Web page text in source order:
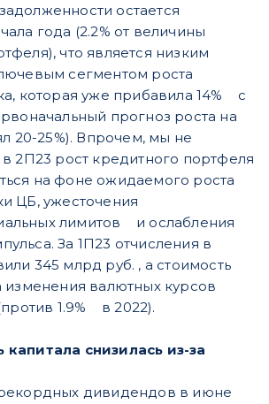
остается
года (2.2% от величины
что является низким
сегментом роста
которая уже прибавила 14% с
прогноз роста на
20-25%). Впрочем, мы не
2П23 рост кредитного портфеля
на фоне ожидаемого роста
ЦБ, ужесточения
лимитов и ослабления
За 1П23 отчисления в
345 млрд руб. , а стоимость
изменения валютных курсов
1.9% в 2022).
капитала снизилась из-за
дивидендов в июне